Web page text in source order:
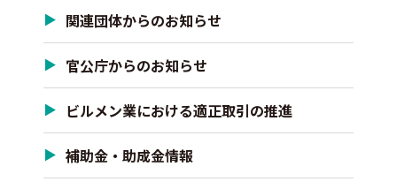
関連団体からのお知らせ
官公庁からのお知らせ
ビルメン業における適正取引の推進
補助金・助成金情報